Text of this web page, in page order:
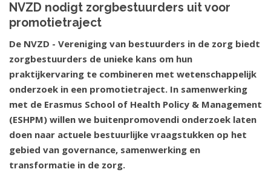
NVZD nodigt zorgbestuurders uit voor
promotietraject
De NVZD - Vereniging van bestuurders in de zorg biedt
zorgbestuurders de unieke kans om hun
praktijkervaring te combineren met wetenschappelijk
onderzoek in een promotietraject. In samenwerking
met de Erasmus School of Health Policy & Management
(ESHPM) willen we buitenpromovendi onderzoek laten
doen naar actuele bestuurlijke vraagstukken op het
gebied van governance, samenwerking en
transformatie in de zorg.